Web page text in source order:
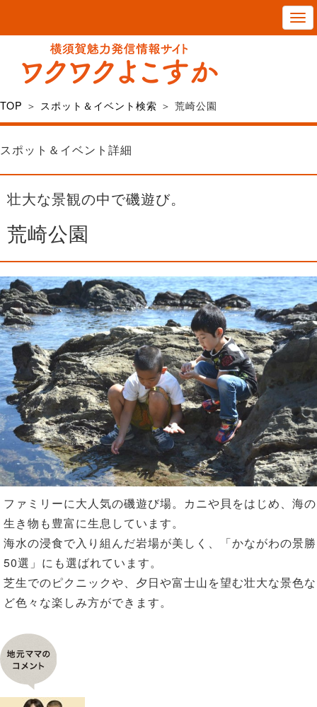
T
e
v
t
i
o
n
TOP ＞ スポット＆イベント検索 ＞ 荒崎公園
スポット＆イベント詳細
壮大な景観の中で磯遊び。
荒崎公園
ファミリーに大人気の磯遊び場。カニや貝をはじめ、海の
生き物も豊富に生息しています。
海水の浸食で入り組んだ岩場が美しく、「かながわの景勝
50選」にも選ばれています。
芝生でのピクニックや、夕日や富士山を望む壮大な景色な
ど色々な楽しみ方ができます。